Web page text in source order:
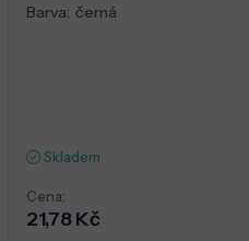
Barva: černá
Skladem
Cena:
21,78 Kč